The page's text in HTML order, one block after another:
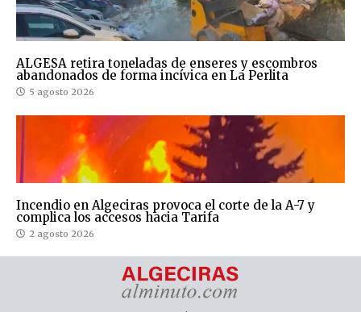
ALGESA retira toneladas de enseres y escombros
abandonados de forma incívica en La Perlita
5 agosto 2026
Incendio en Algeciras provoca el corte de la A-7 y
complica los accesos hacia Tarifa
2 agosto 2026